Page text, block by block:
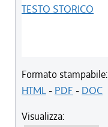
TESTO STORICO
Formato stampabile:
HTML- PDF - DOC
Visualizza: